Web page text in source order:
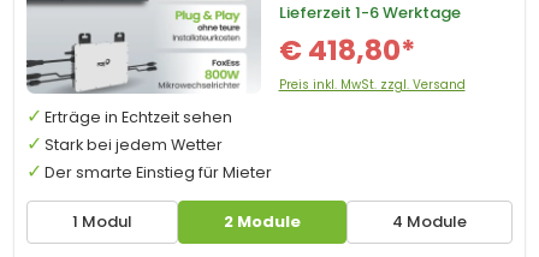
1 Modul 2 Module 4 Module
Lieferzeit 1-6 Werktage
€ 418,80*
Preis inkl. MwSt. zzgl. Versand
Erträge in Echtzeit sehen
Stark bei jedem Wetter
Der smarte Einstieg für Mieter